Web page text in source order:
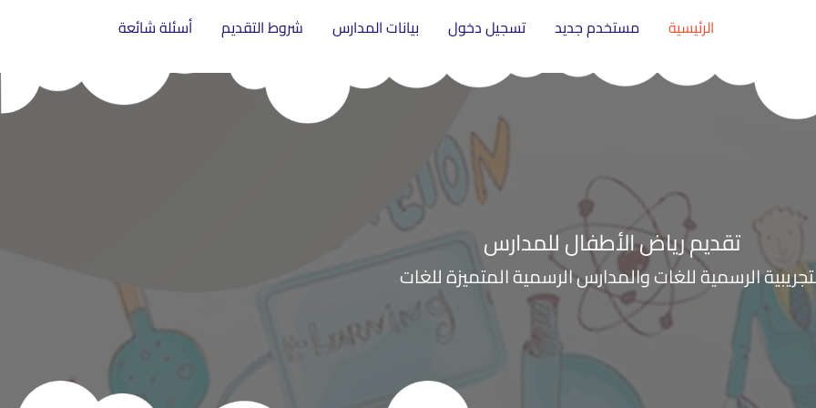
الرئيسية مستخدم جديد تسجيل دخول بيانات المدارس شروط التقديم أسئلة شائعة
تقديم رياض الأطفال للمدارس
الرسمية للغات والمدارس الرسمية المتميزة للغات